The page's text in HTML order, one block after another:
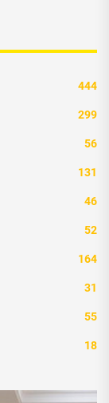
444
299
56
131
46
52
164
31
55
18